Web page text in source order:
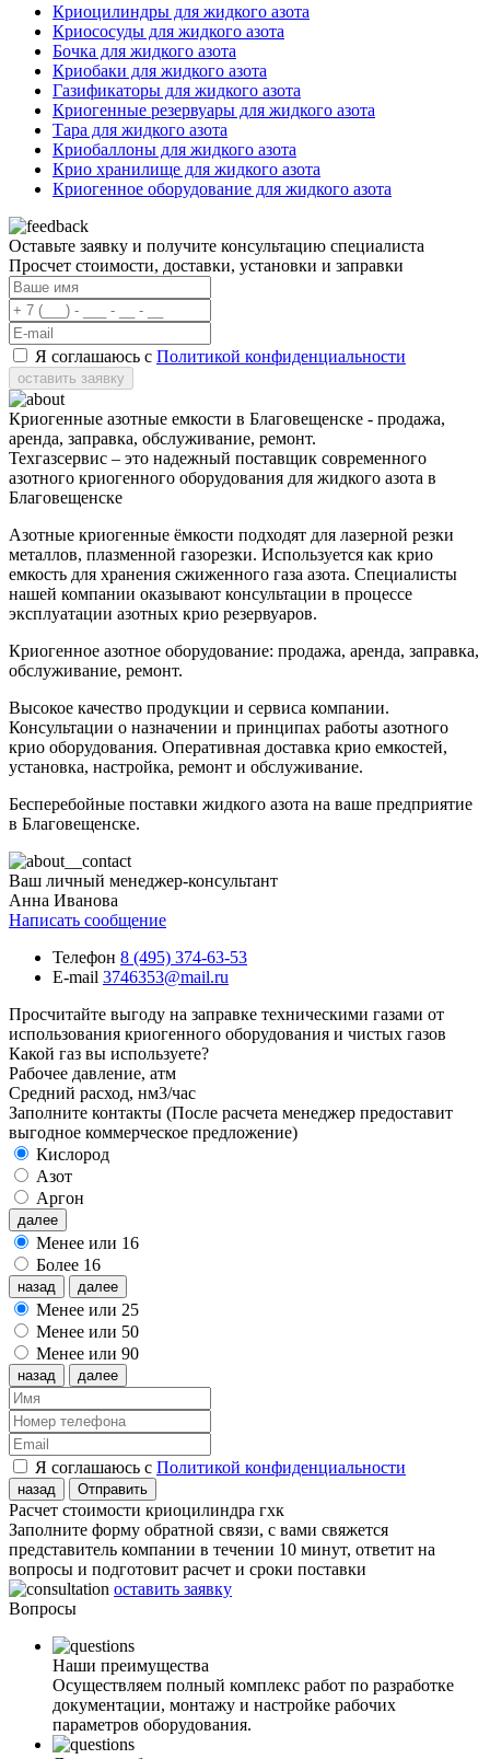
Криоцилиндры для жидкого азота
Криососуды для жидкого азота
Бочка для жидкого азота
Криобаки для жидкого азота
Газификаторы для жидкого азота
Криогенные резервуары для жидкого азота
Тара для жидкого азота
Криобаллоны для жидкого азота
Крио хранилище для жидкого азота
Криогенное оборудование для жидкого азота
Оставьте заявку и получите консультацию специалиста
Просчет стоимости, доставки, установки и заправки
Я соглашаюсь с Политикой конфиденциальности
оставить заявку
Криогенные азотные емкости в Благовещенске - продажа,
аренда, заправка, обслуживание, ремонт.
Техгазсервис – это надежный поставщик современного
азотного криогенного оборудования для жидкого азота в
Благовещенске
Азотные криогенные ёмкости подходят для лазерной резки
металлов, плазменной газорезки. Используется как крио
емкость для хранения сжиженного газа азота. Специалисты
нашей компании оказывают консультации в процессе
эксплуатации азотных крио резервуаров.
Криогенное азотное оборудование: продажа, аренда, заправка,
обслуживание, ремонт.
Высокое качество продукции и сервиса компании.
Консультации о назначении и принципах работы азотного
крио оборудования. Оперативная доставка крио емкостей,
установка, настройка, ремонт и обслуживание.
Бесперебойные поставки жидкого азота на ваше предприятие
в Благовещенске.
Ваш личный менеджер-консультант
Анна Иванова
Написать сообщение
Телефон 8 (495) 374-63-53
E-mail 3746353@mail.ru
Просчитайте выгоду на заправке техническими газами от
использования криогенного оборудования и чистых газов
Какой газ вы используете?
Рабочее давление, атм
Средний расход, нм3/час
Заполните контакты (После расчета менеджер предоставит
выгодное коммерческое предложение)
Кислород
Азот
Аргон
далее
Менее или 16
Более 16
назад далее
Менее или 25
Менее или 50
Менее или 90
назад далее
Я соглашаюсь с Политикой конфиденциальности
назад Отправить
Расчет стоимости криоцилиндра гхк
Заполните форму обратной связи, с вами свяжется
представитель компании в течении 10 минут, ответит на
вопросы и подготовит расчет и сроки поставки
оставить заявку
Вопросы
Наши преимущества
Осуществляем полный комплекс работ по разработке
документации, монтажу и настройке рабочих
параметров оборудования.